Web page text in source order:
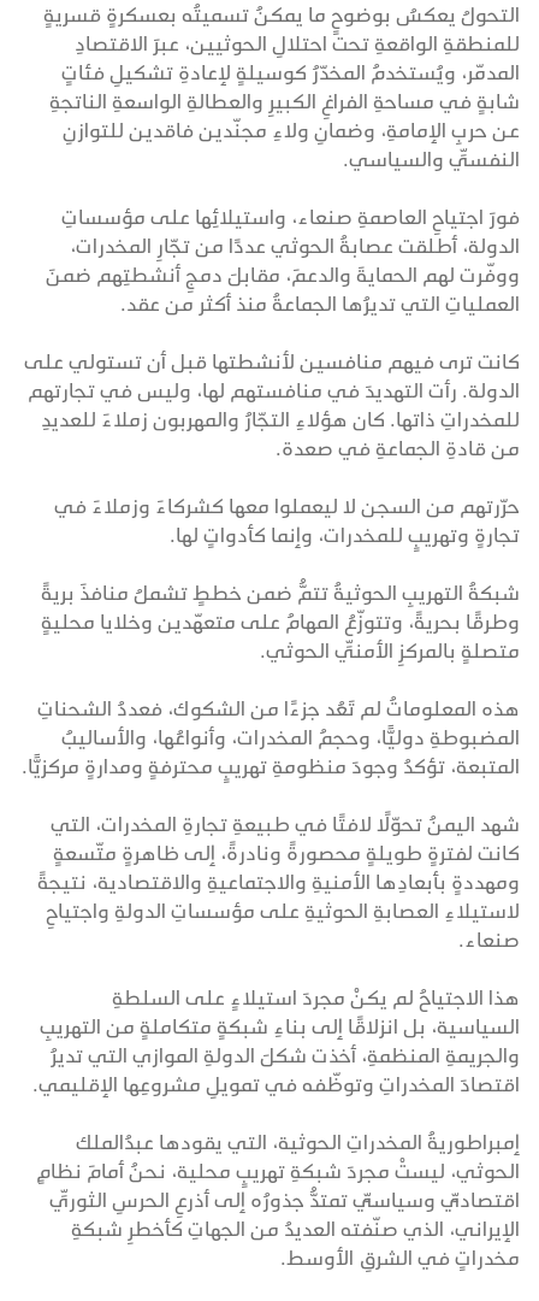
التحولُ يعكسُ بوضوحٍ ما يمكنُ تسميتُه بعسكرةٍ قسريةٍ
للمنطقةِ الواقعةِ تحت احتلالِ الحوثيين، عبرَ الاقتصادِ
المدمّر، ويُستخدمُ المخدّرُ كوسيلةٍ لإعادةِ تشكيلِ فئاتٍ
شابةٍ في مساحةِ الفراغِ الكبيرِ والعطالةِ الواسعةِ الناتجةِ
عن حربِ الإمامةِ، وضمانِ ولاءِ مجنّدين فاقدين للتوازنِ
النفسيِّ والسياسي.
فورَ اجتياحِ العاصمةِ صنعاء، واستيلائِها على مؤسساتِ
الدولة، أطلقت عصابةُ الحوثي عددًا من تجّارِ المخدرات،
ووفّرت لهم الحمايةَ والدعمَ، مقابلَ دمجِ أنشطتِهم ضمنَ
العملياتِ التي تديرُها الجماعةُ منذ أكثر من عقد.
كانت ترى فيهم منافسين لأنشطتها قبل أن تستولي على
الدولة. رأت التهديدَ في منافستهم لها، وليس في تجارتهم
للمخدراتِ ذاتها. كان هؤلاءِ التجّارُ والمهربون زملاءَ للعديدِ
من قادةِ الجماعةِ في صعدة.
حرّرتهم من السجن لا ليعملوا معها كشركاءَ وزملاءَ في
تجارةٍ وتهريبٍ للمخدرات، وإنما كأدواتٍ لها.
شبكةُ التهريبِ الحوثيةُ تتمُّ ضمن خططٍ تشملُ منافذَ بريةً
وطرقًا بحريةً، وتتوزّعُ المهامُ على متعهّدين وخلايا محليةٍ
متصلةٍ بالمركزِ الأمنيِّ الحوثي.
هذه المعلوماتُ لم تَعُد جزءًا من الشكوك، فعددُ الشحناتِ
المضبوطةِ دوليًّا، وحجمُ المخدرات، وأنواعُها، والأساليبُ
المتبعة، تؤكدُ وجودَ منظومةِ تهريبٍ محترفةٍ ومدارةٍ مركزيًّا.
شهد اليمنُ تحوّلًا لافتًا في طبيعةِ تجارةِ المخدرات، التي
كانت لفترةٍ طويلةٍ محصورةً ونادرةً، إلى ظاهرةٍ متّسعةٍ
ومهددةٍ بأبعادِها الأمنيةِ والاجتماعيةِ والاقتصادية، نتيجةً
لاستيلاءِ العصابةِ الحوثيةِ على مؤسساتِ الدولةِ واجتياحِ
صنعاء.
هذا الاجتياحُ لم يكنْ مجردَ استيلاءٍ على السلطةِ
السياسية، بل انزلاقًا إلى بناءِ شبكةٍ متكاملةٍ من التهريبِ
والجريمةِ المنظمةِ، أخذت شكلَ الدولةِ الموازي التي تديرُ
اقتصادَ المخدراتِ وتوظّفه في تمويلِ مشروعِها الإقليمي.
إمبراطوريةُ المخدراتِ الحوثية، التي يقودها عبدُالملك
الحوثي، ليستْ مجردَ شبكةِ تهريبٍ محلية، نحنُ أمامَ نظامٍ
اقتصاديٍّ وسياسيٍّ تمتدُّ جذورُه إلى أذرعِ الحرسِ الثوريِّ
الإيراني، الذي صنّفته العديدُ من الجهاتِ كأخطرِ شبكةِ
مخدراتٍ في الشرقِ الأوسط.